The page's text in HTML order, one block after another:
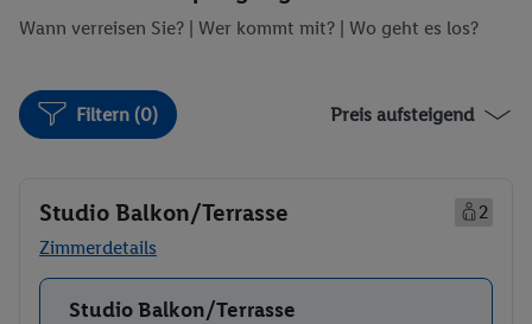
Wann verreisen Sie? | Wer kommt mit? | Wo geht es los?
Filtern (0) Preis aufsteigend
Studio Balkon/Terrasse
2
Zimmerdetails
Buchen
Studio Balkon/Terrasse